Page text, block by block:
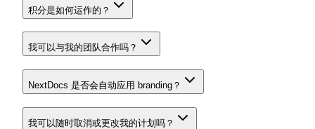
积分是如何运作的？
我可以与我的团队合作吗？
NextDocs 是否会自动应用 branding？
我可以随时取消或更改我的计划吗？